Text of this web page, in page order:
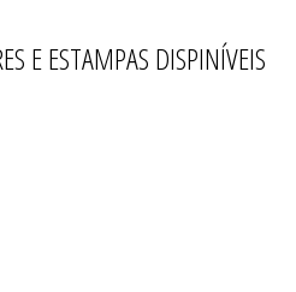
E ESTAMPAS DISPINÍVEIS